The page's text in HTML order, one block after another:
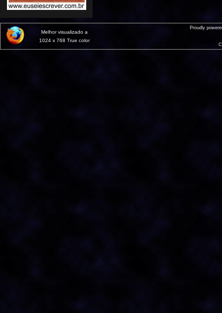
Melhor visualizado a
1024 x 768 True color
Proudly